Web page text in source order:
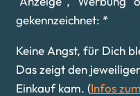
gekennzeichnet: *
Keine Angst, für Dich
Das zeigt den
Einkauf kam. (Infos